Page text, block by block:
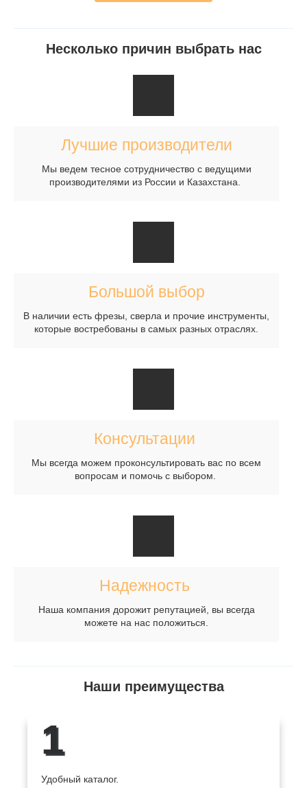
Несколько причин выбрать нас
Лучшие производители
Мы ведем тесное сотрудничество с ведущими
производителями из России и Казахстана.
Большой выбор
В наличии есть фрезы, сверла и прочие инструменты,
которые востребованы в самых разных отраслях.
Консультации
Мы всегда можем проконсультировать вас по всем
вопросам и помочь с выбором.
Надежность
Наша компания дорожит репутацией, вы всегда
можете на нас положиться.
Наши преимущества
1
Удобный каталог.